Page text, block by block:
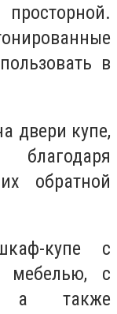
в
двери купе,
обратной
купе с
мебелью, с
а также